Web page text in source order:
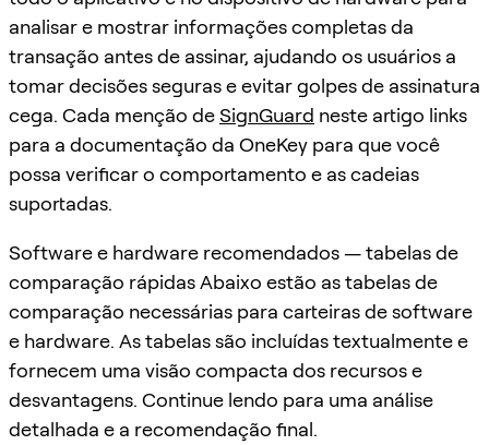
analisar e mostrar informações completas da
transação antes de assinar, ajudando os usuários a
tomar decisões seguras e evitar golpes de assinatura
cega. Cada menção deSignGuard neste artigo links
para a documentação da OneKey para que você
possa verificar o comportamento e as cadeias
suportadas.
Software e hardware recomendados — tabelas de
comparação rápidas Abaixo estão as tabelas de
comparação necessárias para carteiras de software
e hardware. As tabelas são incluídas textualmente e
fornecem uma visão compacta dos recursos e
desvantagens. Continue lendo para uma análise
detalhada e a recomendação final.